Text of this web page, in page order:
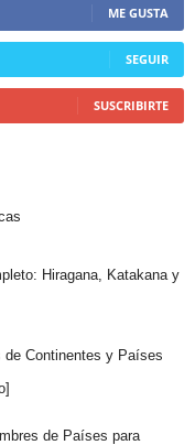
ME GUSTA
SEGUIR
SUSCRIBIRTE
Hiragana, Katakana y
de Continentes y Países
de Países para